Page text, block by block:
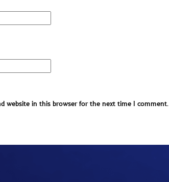
website in this browser for the next time I comment.